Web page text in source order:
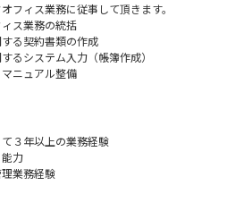
フィス業務に従事して頂きます。
ス業務の統括
る契約書類の作成
るシステム入力（帳簿作成）
ニュアル整備
て３年以上の業務経験
、能力
業務経験
業務の経験